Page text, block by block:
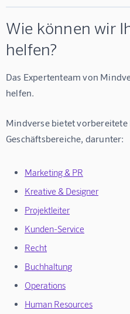
Wie können wir
helfen?
Das Expertenteam von
helfen.
Mindverse bietet
Geschäftsbereiche, darunter:
Marketing & PR
Kreative & Designer
Projektleiter
Kunden-Service
Recht
Buchhaltung
Operations
Human Resources